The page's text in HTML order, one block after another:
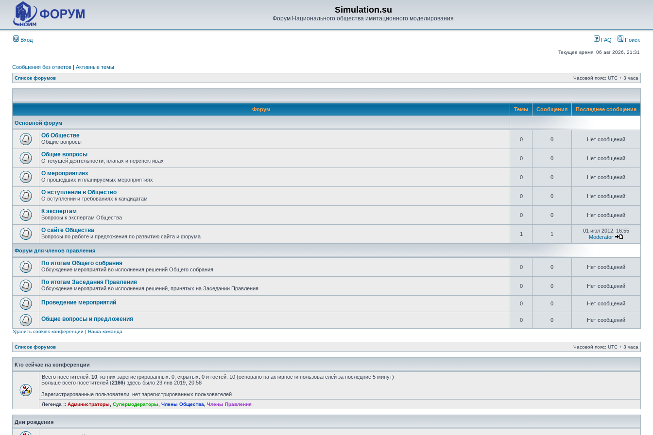
Simulation.su
Форум Национального общества имитационного моделирования
Вход FAQ Поиск
Текущее время: 06 авг 2026, 21:31
Сообщения без ответов | Активные темы
Список форумов Часовой пояс: UTC + 3 часа
Форум Темы Сообщения Последнее сообщение
Основной форум
Об Обществе
Общие вопросы 0 0 Нет сообщений
Общие вопросы
О текущей деятельности, планах и перспективах 0 0 Нет сообщений
О мероприятиях
О прошедших и планируемых мероприятиях 0 0 Нет сообщений
О вступлении в Общество
О вступлении и требованиях к кандидатам 0 0 Нет сообщений
К экспертам
Вопросы к экспертам Общества 0 0 Нет сообщений
О сайте Общества
Вопросы по работе и предложения по развитию сайта и форума 1 1
01 июл 2012, 16:55
Moderator
Форум для членов правления
По итогам Общего собрания
Обсуждение мероприятий во исполнения решений Общего собрания 0 0 Нет сообщений
По итогам Заседания Правления
Обсуждение мероприятий во исполнения решений, принятых на Заседании Правления 0 0 Нет сообщений
Проведение мероприятий 0 0 Нет сообщений
Общие вопросы и предложения 0 0 Нет сообщений
Удалить cookies конференции | Наша команда
Список форумов Часовой пояс: UTC + 3 часа
Кто сейчас на конференции
Всего посетителей: 10 , из них зарегистрированных: 0, скрытых: 0 и гостей: 10 (основано на активности пользователей за последние 5 минут)
Больше всего посетителей (2166) здесь было 23 янв 2019, 20:58
Зарегистрированные пользователи: нет зарегистрированных пользователей
Легенда :: Администраторы Супермодераторы Члены Общества Члены Правления
Дни рождения